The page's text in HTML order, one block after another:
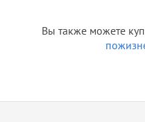
Вы также можете